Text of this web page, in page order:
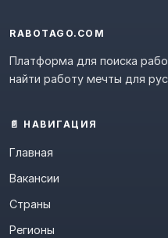
RABOTAGO.COM
Платформа для поиска
найти работу мечты для
📄 НАВИГАЦИЯ
Главная
Вакансии
Страны
Регионы